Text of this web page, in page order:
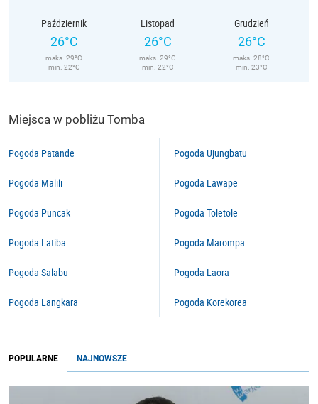
Październik
26°C
maks. 29°C
min. 22°C
Listopad
26°C
maks. 29°C
min. 22°C
Grudzień
26°C
maks. 28°C
min. 23°C
Miejsca w pobliżu Tomba
Pogoda Patande
Pogoda Malili
Pogoda Puncak
Pogoda Latiba
Pogoda Salabu
Pogoda Langkara
Pogoda Ujungbatu
Pogoda Lawape
Pogoda Toletole
Pogoda Marompa
Pogoda Laora
Pogoda Korekorea
POPULARNE NAJNOWSZE